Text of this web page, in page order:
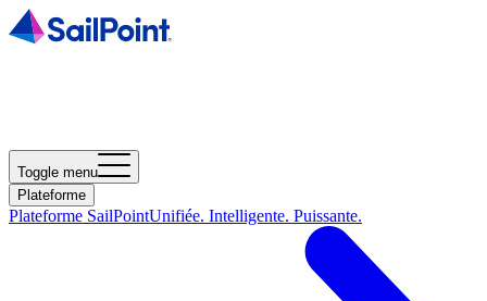
Toggle menu
Plateforme
Plateforme SailPointUnifiée. Intelligente. Puissante.